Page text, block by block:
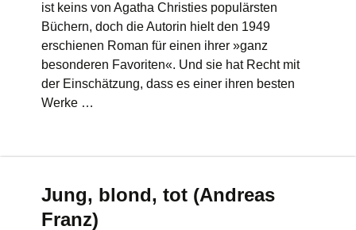
ist keins von Agatha Christies populärsten
Büchern, doch die Autorin hielt den 1949
erschienen Roman für einen ihrer »ganz
besonderen Favoriten«. Und sie hat Recht mit
der Einschätzung, dass es einer ihren besten
Werke …
Jung, blond, tot (Andreas
Franz)